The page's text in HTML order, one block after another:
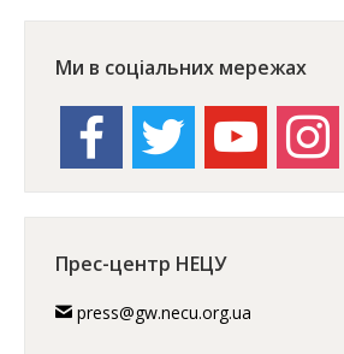
Ми в соціальних мережах
facebook twitter youtube instagram
Прес-центр НЕЦУ
press@gw.necu.org.ua